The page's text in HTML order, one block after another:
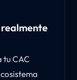
tu CAC